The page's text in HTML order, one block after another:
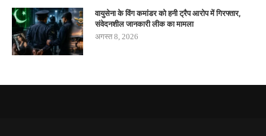
वायुसेना के विंग कमांडर को हनी ट्रैप आरोप में गिरफ्तार,
संवेदनशील जानकारी लीक का मामला
अगस्त 8, 2026